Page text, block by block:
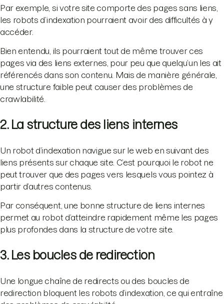
Par exemple, si votre site comporte des pages sans liens,
les robots d’indexation pourraient avoir des difficultés à y
accéder.
Bien entendu, ils pourraient tout de même trouver ces
pages via des liens externes, pour peu que quelqu’un les ait
référencés dans son contenu. Mais de manière générale,
une structure faible peut causer des problèmes de
crawlabilité.
2. La structure des liens internes
Un robot d’indexation navigue sur le web en suivant des
liens présents sur chaque site. C’est pourquoi le robot ne
peut trouver que des pages vers lesquels vous pointez à
partir d’autres contenus.
Par conséquent, une bonne structure de liens internes
permet au robot d’atteindre rapidement même les pages
plus profondes dans la structure de votre site.
3. Les boucles de redirection
Une longue chaîne de redirects ou des boucles de
redirection bloquent les robots d’indexation, ce qui entraîne